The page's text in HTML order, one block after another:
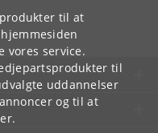
til at
vores service.
til
uddannelser
og til at